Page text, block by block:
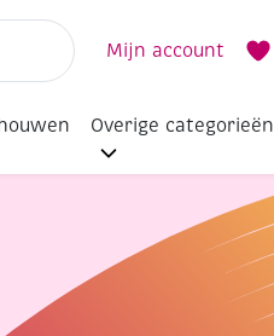
Mijn account
Overige categorieën